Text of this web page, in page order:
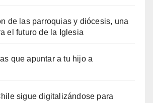
de las parroquias y diócesis, una
el futuro de la Iglesia
que apuntar a tu hijo a
sigue digitalizándose para